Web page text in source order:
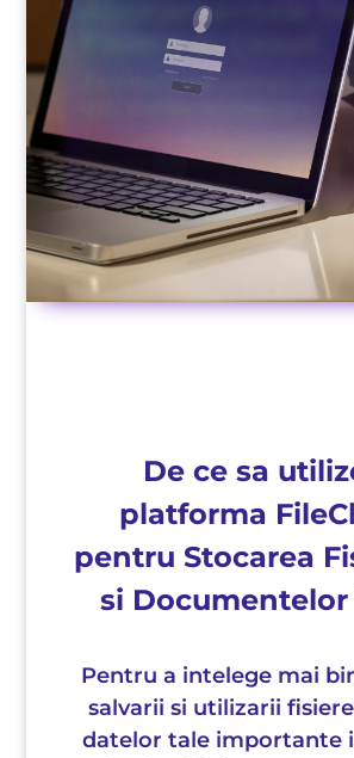
Abonamentele
Fisiere in Cloud
Cu FileCloud salvezi
Abonamente si pachete
stocare fisiere in cloud
pe dispozitive multiple
De ce sa
platforma
pentru Stocarea
si Documentelor
Pentru a intelege mai
salvarii si utilizarii
datelor tale importante